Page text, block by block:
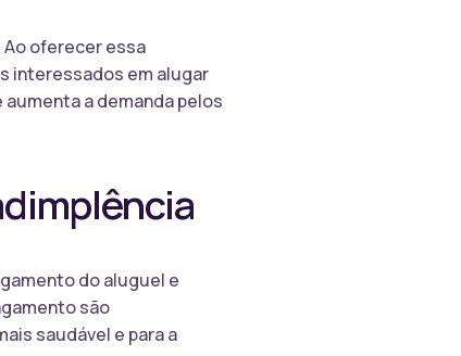
Ao oferecer essa
interessados em alugar
a demanda pelos
do aluguel e
são
saudável e para a